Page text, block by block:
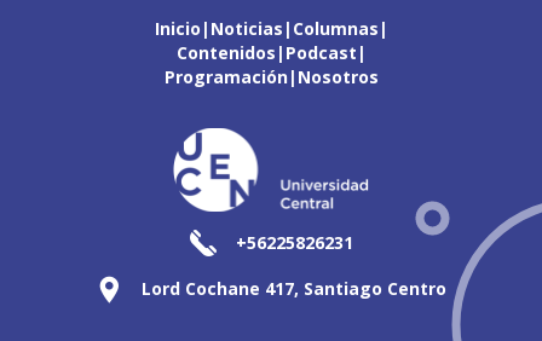
Inicio Noticias Columnas
Contenidos Podcast
Programación Nosotros
+56225826231
Lord Cochane 417, Santiago Centro